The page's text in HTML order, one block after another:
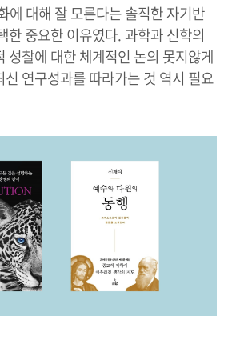
에 대해 잘 모른다는 솔직한 자기반
한 중요한 이유였다. 과학과 신학의
성찰에 대한 체계적인 논의 못지않게
연구성과를 따라가는 것 역시 필요